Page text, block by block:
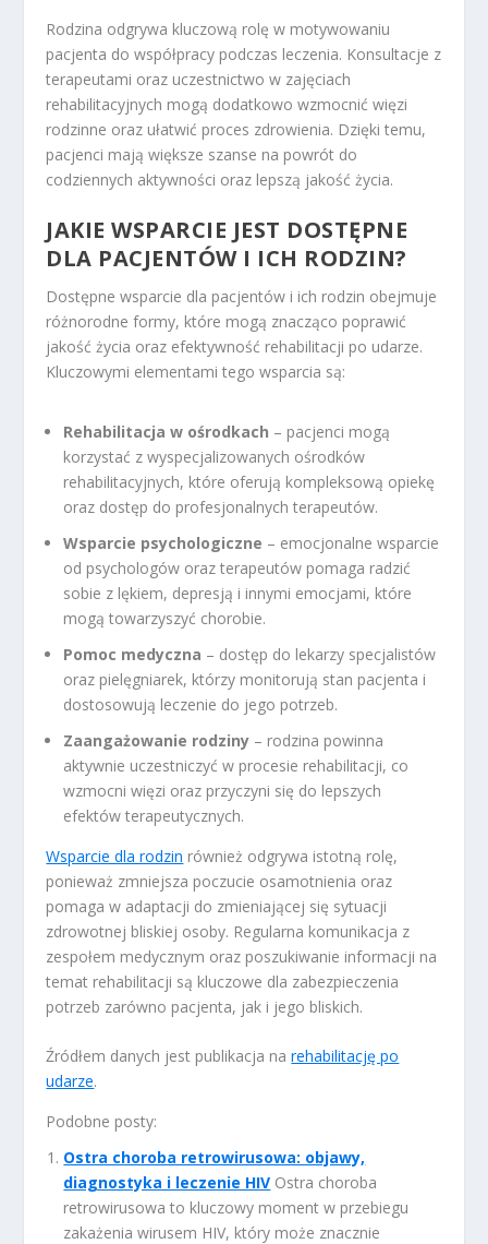
Rodzina odgrywa kluczową rolę w motywowaniu
pacjenta do współpracy podczas leczenia. Konsultacje z
terapeutami oraz uczestnictwo w zajęciach
rehabilitacyjnych mogą dodatkowo wzmocnić więzi
rodzinne oraz ułatwić proces zdrowienia. Dzięki temu,
pacjenci mają większe szanse na powrót do
codziennych aktywności oraz lepszą jakość życia.
JAKIE WSPARCIE JEST DOSTĘPNE
DLA PACJENTÓW I ICH RODZIN?
Dostępne wsparcie dla pacjentów i ich rodzin obejmuje
różnorodne formy, które mogą znacząco poprawić
jakość życia oraz efektywność rehabilitacji po udarze.
Kluczowymi elementami tego wsparcia są:
Rehabilitacja w ośrodkach – pacjenci mogą
korzystać z wyspecjalizowanych ośrodków
rehabilitacyjnych, które oferują kompleksową opiekę
oraz dostęp do profesjonalnych terapeutów.
Wsparcie psychologiczne – emocjonalne wsparcie
od psychologów oraz terapeutów pomaga radzić
sobie z lękiem, depresją i innymi emocjami, które
mogą towarzyszyć chorobie.
Pomoc medyczna – dostęp do lekarzy specjalistów
oraz pielęgniarek, którzy monitorują stan pacjenta i
dostosowują leczenie do jego potrzeb.
Zaangażowanie rodziny – rodzina powinna
aktywnie uczestniczyć w procesie rehabilitacji, co
wzmocni więzi oraz przyczyni się do lepszych
efektów terapeutycznych.
Wsparcie dla rodzin również odgrywa istotną rolę,
ponieważ zmniejsza poczucie osamotnienia oraz
pomaga w adaptacji do zmieniającej się sytuacji
zdrowotnej bliskiej osoby. Regularna komunikacja z
zespołem medycznym oraz poszukiwanie informacji na
temat rehabilitacji są kluczowe dla zabezpieczenia
potrzeb zarówno pacjenta, jak i jego bliskich.
Źródłem danych jest publikacja narehabilitację po
udarze.
Podobne posty:
Ostra choroba retrowirusowa: objawy,
diagnostyka i leczenie HIV Ostra choroba
retrowirusowa to kluczowy moment w przebiegu
zakażenia wirusem HIV, który może znacznie